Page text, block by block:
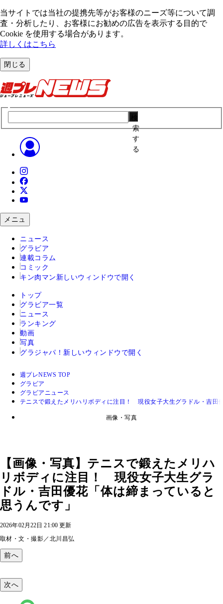
当サイトでは当社の提携先等がお客様のニーズ等について調
査・分析したり、お客様にお勧めの広告を表⽰する⽬的で
Cookie を使⽤する場合があります。
詳しくはこちら
閉じる
索
す
る
メニュ
ニュース
グラビア
連載コラム
コミック
キン肉マン 新しいウィンドウで開く
トップ
グラビア一覧
ニュース
ランキング
動画
写真
グラジャパ！ 新しいウィンドウで開く
週プレNEWS TOP
グラビア
グラビアニュース
テニスで鍛えたメリハリボディに注目！ 現役女子大生グラドル・吉田
画像・写真
【画像・写真】テニスで鍛えたメリハ
リボディに注目！ 現役女子大生グラ
ドル・吉田優花「体は締まっていると
思うんです」
2026年02月22日 21:00 更新
取材・文・撮影／北川昌弘
前へ
次へ